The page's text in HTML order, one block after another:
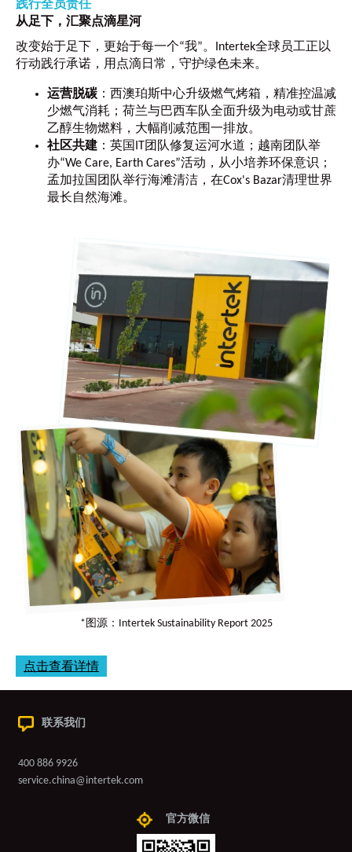
践行全员责任
从足下，汇聚点滴星河
改变始于足下，更始于每一个“我”。Intertek全球员工正以
行动践行承诺，用点滴日常，守护绿色未来。
运营脱碳 ：西澳珀斯中心升级燃气烤箱，精准控温减
少燃气消耗；荷兰与巴西车队全面升级为电动或甘蔗
乙醇生物燃料，大幅削减范围一排放。
社区共建 ：英国IT团队修复运河水道；越南团队举
办“We Care, Earth Cares”活动，从小培养环保意识；
孟加拉国团队举行海滩清洁，在Cox's Bazar清理世界
最长自然海滩。
*图源：Intertek Sustainability Report 2025
点击查看详情
联系我们
400 886 9926
service.china@intertek.com
官方微信